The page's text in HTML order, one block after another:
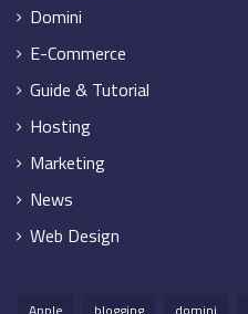
Domini
E-Commerce
Guide & Tutorial
Hosting
Marketing
News
Web Design